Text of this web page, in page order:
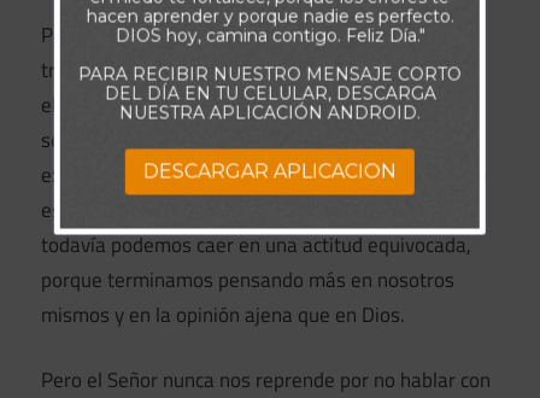
Por lo general, nuestro problema no consiste en
tratar de impresionar a otros con palabras
elocuentes o aparentar espiritualidad, sino en
sentirnos inseguros, nerviosos o incapaces de
expresarnos bien. Sin embargo, si nuestra atención
está centrada en cómo sonamos ante los demás,
todavía podemos caer en una actitud equivocada,
porque terminamos pensando más en nosotros
mismos y en la opinión ajena que en Dios.
Pero el Señor nunca nos reprende por no hablar con
hacen aprender y porque nadie es perfecto.
DIOS hoy, camina contigo. Feliz Día."
PARA RECIBIR NUESTRO MENSAJE CORTO
DEL DÍA EN TU CELULAR, DESCARGA
NUESTRA APLICACIÓN ANDROID.
DESCARGAR APLICACION